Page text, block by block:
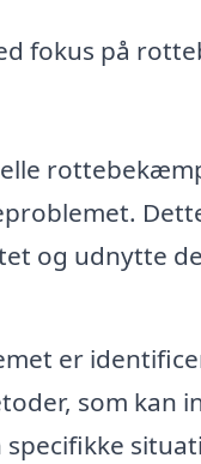
fokus på
og udnytte
er
som kan